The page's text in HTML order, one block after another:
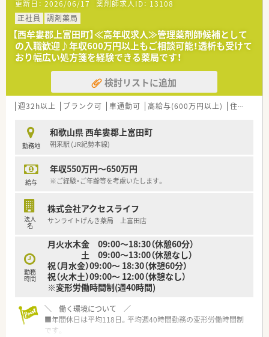
更新日： 2026/06/17 薬剤師求人ID： 13108
正社員
調剤薬局
【西牟婁郡上富田町】≪高年収求人≫管理薬剤師候補として
の入職歓迎♪年収600万円以上もご相談可能！透析も受けて
おり幅広い処方箋を経験できる薬局です！
検討リストに追加
週32h以上 ブランク可 車通勤可 高給与(600万円以上) 住宅補助(手当)あり
勤務地
和歌山県 西牟婁郡上富田町
朝来駅 (JR紀勢本線)
給与
年収550万円～650万円
※ご経験・ご年齢等を考慮いたします。
法人
名
株式会社アクセスライフ
サンライトげんき薬局 上富田店
勤務
時間
月火水木金 09:00～18:30（休憩60分）
土 09:00～13:00（休憩なし）
祝（月水金）09:00～ 18:30（休憩60分）
祝（火木土）09:00～ 12:00（休憩なし）
※変形労働時間制(週40時間)
＼ 働く環境について ／
■年間休日は平均118日。平均週40時間勤務の変形労働時間制
です。